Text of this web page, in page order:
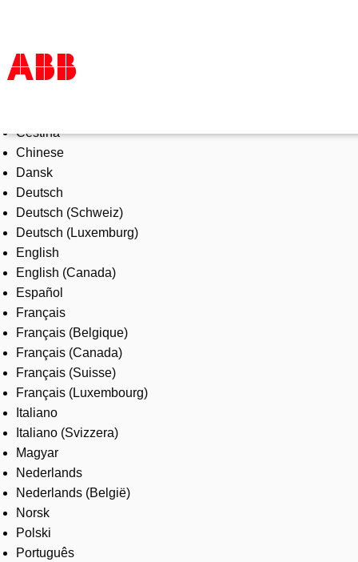
Products & Solutions
Industries
Services
About us
Where to buy
Contact us
Careers
Čeština
Chinese
Dansk
Deutsch
Deutsch (Schweiz)
Deutsch (Luxemburg)
English
English (Canada)
Español
Français
Français (Belgique)
Français (Canada)
Français (Suisse)
Français (Luxembourg)
Italiano
Italiano (Svizzera)
Magyar
Nederlands
Nederlands (België)
Norsk
Polski
Português